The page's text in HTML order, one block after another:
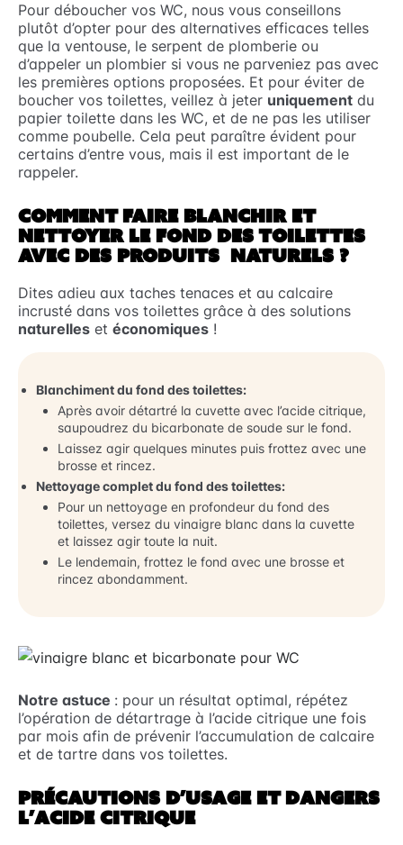
Pour déboucher vos WC, nous vous conseillons
plutôt d’opter pour des alternatives efficaces telles
que la ventouse, le serpent de plomberie ou
d’appeler un plombier si vous ne parveniez pas avec
les premières options proposées. Et pour éviter de
boucher vos toilettes, veillez à jeter uniquement du
papier toilette dans les WC, et de ne pas les utiliser
comme poubelle. Cela peut paraître évident pour
certains d’entre vous, mais il est important de le
rappeler.
COMMENT FAIRE BLANCHIR ET
NETTOYER LE FOND DES TOILETTES
AVEC DES PRODUITS NATURELS ?
Dites adieu aux taches tenaces et au calcaire
incrusté dans vos toilettes grâce à des solutions
naturelles et économiques !
Blanchiment du fond des toilettes:
Après avoir détartré la cuvette avec l’acide citrique,
saupoudrez du bicarbonate de soude sur le fond.
Laissez agir quelques minutes puis frottez avec une
brosse et rincez.
Nettoyage complet du fond des toilettes:
Pour un nettoyage en profondeur du fond des
toilettes, versez du vinaigre blanc dans la cuvette
et laissez agir toute la nuit.
Le lendemain, frottez le fond avec une brosse et
rincez abondamment.
Notre astuce : pour un résultat optimal, répétez
l’opération de détartrage à l’acide citrique une fois
par mois afin de prévenir l’accumulation de calcaire
et de tartre dans vos toilettes.
PRÉCAUTIONS D’USAGE ET DANGERS
L’ACIDE CITRIQUE